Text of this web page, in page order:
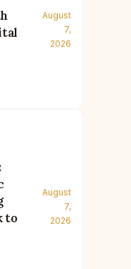
August
7,
2026
to
August
7,
2026